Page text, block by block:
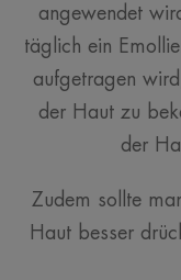
angewendet
täglich ein
aufgetragen
der Haut zu
der
Zudem sollte
Haut besser